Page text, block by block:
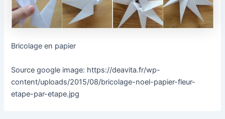
Bricolage en papier
Source google image: https://deavita.fr/wp-
content/uploads/2015/08/bricolage-noel-papier-fleur-
etape-par-etape.jpg